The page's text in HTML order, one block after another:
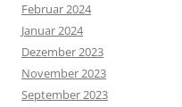
Februar 2024
Januar 2024
Dezember 2023
November 2023
September 2023